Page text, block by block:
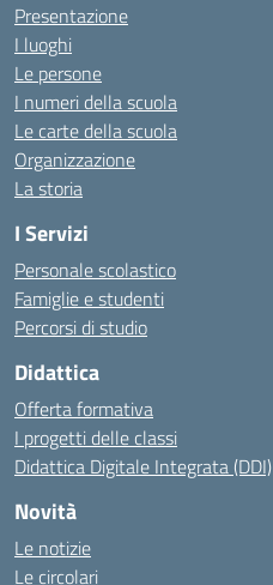
Presentazione
I luoghi
Le persone
I numeri della scuola
Le carte della scuola
Organizzazione
La storia
I Servizi
Personale scolastico
Famiglie e studenti
Percorsi di studio
Didattica
Offerta formativa
I progetti delle classi
Didattica Digitale Integrata (DDI)
Novità
Le notizie
Le circolari